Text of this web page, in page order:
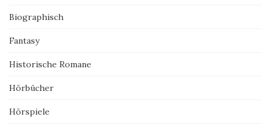
Biographisch
Fantasy
Historische Romane
Hörbücher
Hörspiele